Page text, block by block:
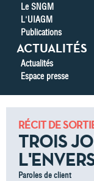
Le SNGM
L'UIAGM
Publications
ACTUALITÉS
Actualités
Espace presse
RÉCIT DE
TROIS
Paroles de client